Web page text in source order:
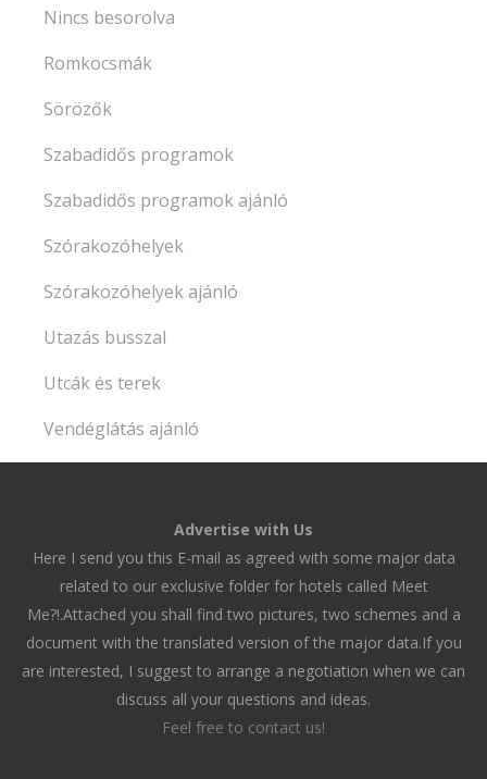
Nincs besorolva
Romkocsmák
Sörözők
Szabadidős programok
Szabadidős programok ajánló
Szórakozóhelyek
Szórakozóhelyek ajánló
Utazás busszal
Utcák és terek
Vendéglátás ajánló
Advertise with Us
Here I send you this E-mail as agreed with some major data
related to our exclusive folder for hotels called Meet
Me?!.Attached you shall find two pictures, two schemes and a
document with the translated version of the major data.If you
are interested, I suggest to arrange a negotiation when we can
discuss all your questions and ideas.
Feel free to contact us!